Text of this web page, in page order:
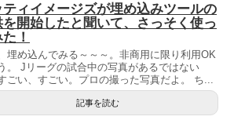
ティイメージズが埋め込みツールの
を開始したと聞いて、さっそく使っ
！
埋め込んでみる～～～。非商用に限り利用OK
。 Jリーグの試合中の写真があるではない
ごい、すごい。プロの撮った写真だよ。 ち...
記事を読む